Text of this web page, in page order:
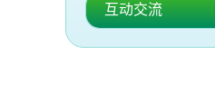
互动交流